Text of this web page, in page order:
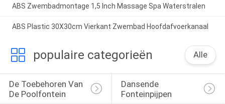
ABS Zwembadmontage 1,5 Inch Massage Spa Waterstralen
ABS Plastic 30X30cm Vierkant Zwembad Hoofdafvoerkanaal
populaire categorieën Alle
De Toebehoren Van
De Poolfontein
Dansende
Fonteinpijpen